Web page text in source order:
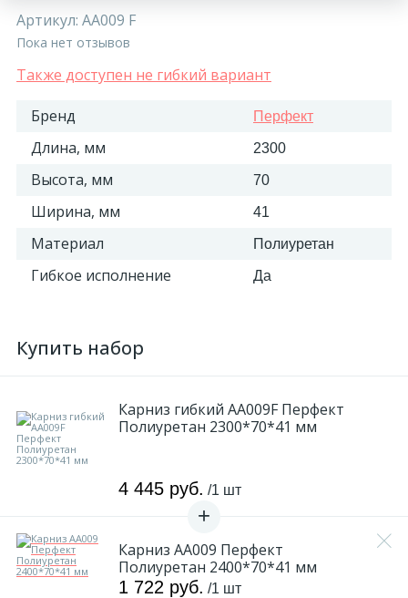
Артикул: AA009 F
Пока нет отзывов
Также доступен не гибкий вариант
Бренд Перфект
Длина, мм 2300
Высота, мм 70
Ширина, мм 41
Материал Полиуретан
Гибкое исполнение Да
Купить набор
Карниз гибкий AA009F Перфект
Полиуретан 2300*70*41 мм
4 445 руб. /1 шт
Карниз AA009 Перфект
Полиуретан 2400*70*41 мм
1 722 руб. /1 шт